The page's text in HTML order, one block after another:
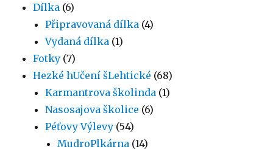
Dílka (6)
Připravovaná dílka (4)
Vydaná dílka (1)
Fotky (7)
Hezké hUčení šLehtické (68)
Karmantrova školinda (1)
Nasosajova školice (6)
Péťovy Výlevy (54)
MudroPlkárna (14)